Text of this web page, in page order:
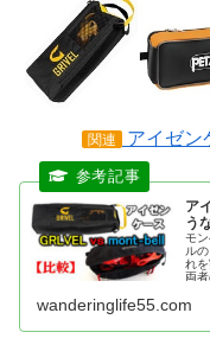
関連 アイゼン
ア
う
モ
ル
れ
両
wanderinglife55.com